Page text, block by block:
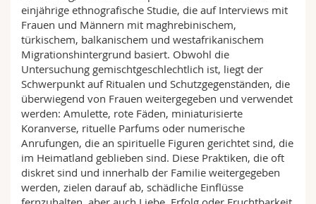
einjährige ethnografische Studie, die auf Interviews mit
Frauen und Männern mit maghrebinischem,
türkischem, balkanischem und westafrikanischem
Migrationshintergrund basiert. Obwohl die
Untersuchung gemischtgeschlechtlich ist, liegt der
Schwerpunkt auf Ritualen und Schutzgegenständen, die
überwiegend von Frauen weitergegeben und verwendet
werden: Amulette, rote Fäden, miniaturisierte
Koranverse, rituelle Parfums oder numerische
Anrufungen, die an spirituelle Figuren gerichtet sind, die
im Heimatland geblieben sind. Diese Praktiken, die oft
diskret sind und innerhalb der Familie weitergegeben
werden, zielen darauf ab, schädliche Einflüsse